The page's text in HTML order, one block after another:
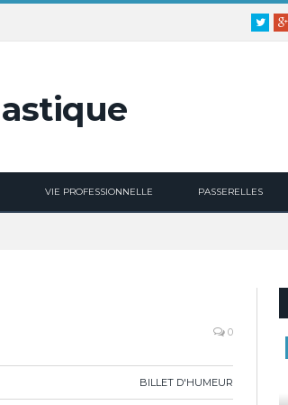
Twitter
VIE PROFESSIONNELLE PASSERELLES
0
BILLET D'HUMEUR